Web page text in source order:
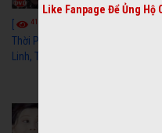
4110
Thời Phóng Đãng - Vũ
Linh, Tài Linh, Chí Linh
Like Fanpage Để Ủng